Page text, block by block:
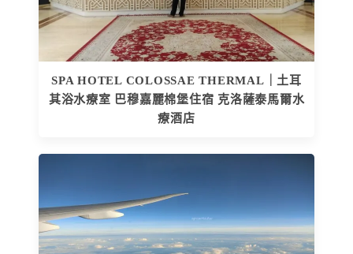
SPA HOTEL COLOSSAE THERMAL｜土耳
其浴水療室 巴穆嘉麗棉堡住宿 克洛薩泰馬爾水
療酒店